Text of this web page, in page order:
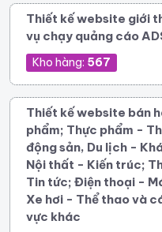
Thiết kế website giới
vụ chạy quảng cáo
Kho hàng: 567
Thiết kế website bán
phẩm; Thực phẩm -
động sản, Du lịch -
Nội thất - Kiến trúc;
Tin tức; Điện thoại -
Xe hơi - Thể thao và
vực khác